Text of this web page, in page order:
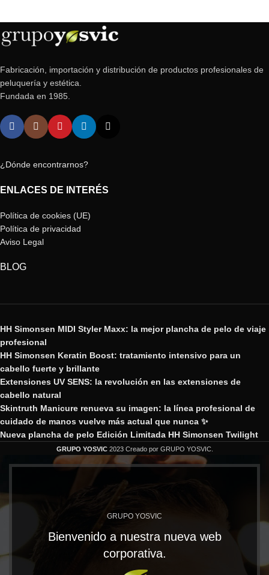
Fabricación, importación y distribución de productos profesionales de
peluquería y estética.
Fundada en 1985.
¿Dónde encontrarnos?
ENLACES DE INTERÉS
Política de cookies (UE)
Política de privacidad
Aviso Legal
BLOG
HH Simonsen MIDI Styler Maxx: la mejor plancha de pelo de viaje
profesional
HH Simonsen Keratin Boost: tratamiento intensivo para un
cabello fuerte y brillante
Extensiones UV SENS: la revolución en las extensiones de
cabello natural
Skintruth Manicure renueva su imagen: la línea profesional de
cuidado de manos vuelve más actual que nunca ✨
Nueva plancha de pelo Edición Limitada HH Simonsen Twilight
GRUPO YOSVIC 2023 Creado por GRUPO YOSVIC.
GRUPO YOSVIC
Bienvenido a nuestra nueva web
corporativa.